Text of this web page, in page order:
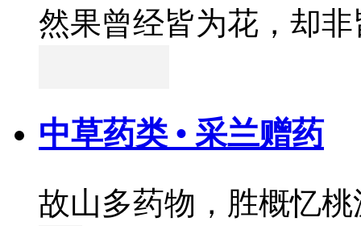
然果曾经皆为花，却
中草药类 • 采兰赠药
故山多药物，胜概忆桃